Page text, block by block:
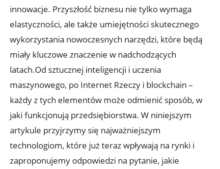
innowacje. Przyszłość biznesu nie tylko wymaga
elastyczności, ale także umiejętności skutecznego
wykorzystania nowoczesnych narzędzi, które będą
miały kluczowe znaczenie w nadchodzących
latach.Od sztucznej inteligencji i uczenia
maszynowego, po Internet Rzeczy i blockchain –
każdy z tych elementów może odmienić sposób, w
jaki funkcjonują przedsiębiorstwa. W niniejszym
artykule przyjrzymy się najważniejszym
technologiom, które już teraz wpływają na rynki i
zaproponujemy odpowiedzi na pytanie, jakie